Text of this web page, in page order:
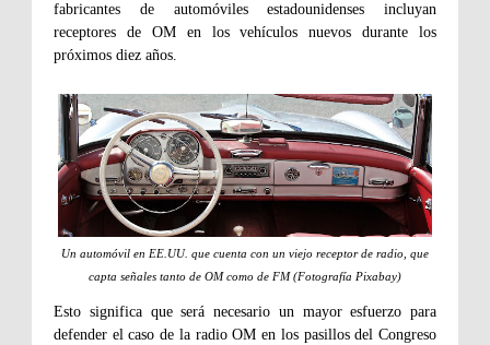
fabricantes de automóviles estadounidenses incluyan
receptores de OM en los vehículos nuevos durante los
próximos diez años.
Un automóvil en EE.UU. que cuenta con un viejo receptor de radio, que
capta señales tanto de OM como de FM (Fotografía Pixabay)
Esto significa que será necesario un mayor esfuerzo para
defender el caso de la radio OM en los pasillos del Congreso